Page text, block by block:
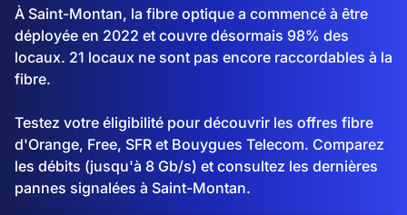
À Saint-Montan, la fibre optique a commencé à être
déployée en 2022 et couvre désormais 98% des
locaux. 21 locaux ne sont pas encore raccordables à la
fibre.
Testez votre éligibilité pour découvrir les offres fibre
d'Orange, Free, SFR et Bouygues Telecom. Comparez
les débits (jusqu'à 8 Gb/s) et consultez les dernières
pannes signalées à Saint-Montan.